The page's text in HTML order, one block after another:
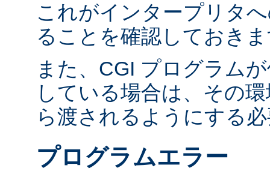
これがインタープリタ
ることを確認しておき
また、CGI プログラム
している場合は、その
ら渡されるようにする
プログラムエラー